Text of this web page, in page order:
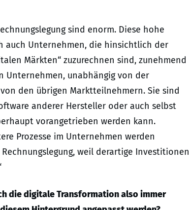
sind enorm. Diese hohe
auch Unternehmen, die hinsichtlich der
Märkten“ zuzurechnen sind, zunehmend
Unternehmen, unabhängig von der
den übrigen Marktteilnehmern. Sie sind
anderer Hersteller oder auch selbst
vorangetrieben werden kann.
Prozesse im Unternehmen werden
weil derartige Investitionen
die digitale Transformation also immer